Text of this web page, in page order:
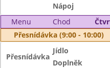
Nápoj
Menu
Chod
Přesnídávka (9:00 - 10:00)
Přesnídávka
Jídlo
Doplněk